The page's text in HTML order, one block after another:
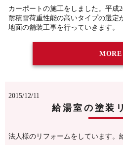
カーポートの施工をしました。平成
耐積雪荷重性能の高いタイプの選定
地面の舗装工事を行っていきます。
MORE
2015/12/11
給湯室の塗装
法人様のリフォームをしています。